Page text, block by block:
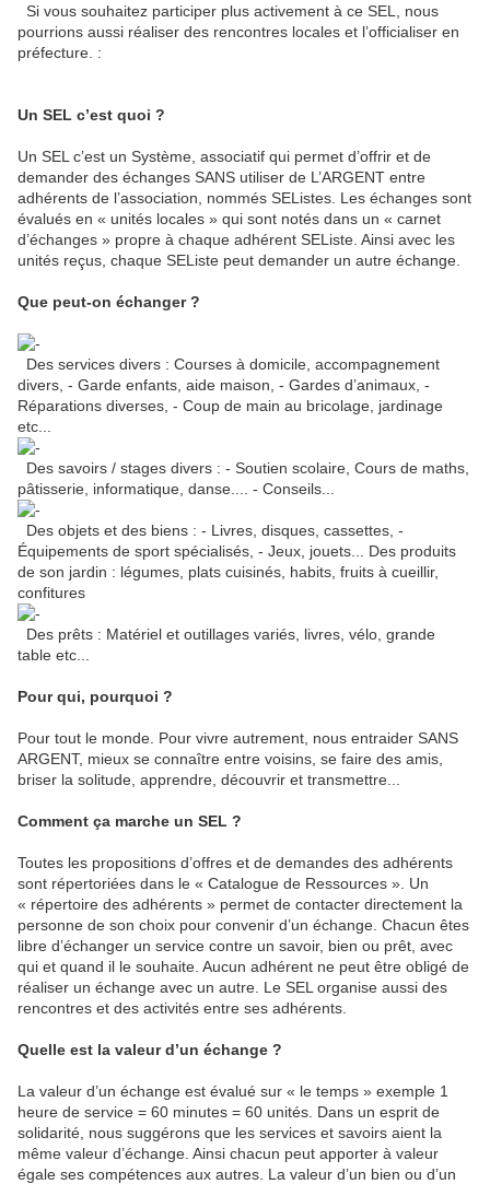
Si vous souhaitez participer plus activement à ce SEL, nous
pourrions aussi réaliser des rencontres locales et l’officialiser en
préfecture. :
Un SEL c’est quoi ?
Un SEL c’est un Système, associatif qui permet d’offrir et de
demander des échanges SANS utiliser de L’ARGENT entre
adhérents de l’association, nommés SEListes. Les échanges sont
évalués en « unités locales » qui sont notés dans un « carnet
d’échanges » propre à chaque adhérent SEListe. Ainsi avec les
unités reçus, chaque SEListe peut demander un autre échange.
Que peut-on échanger ?
Des services divers : Courses à domicile, accompagnement
divers, - Garde enfants, aide maison, - Gardes d’animaux, -
Réparations diverses, - Coup de main au bricolage, jardinage
etc...
Des savoirs / stages divers : - Soutien scolaire, Cours de maths,
pâtisserie, informatique, danse.... - Conseils...
Des objets et des biens : - Livres, disques, cassettes, -
Équipements de sport spécialisés, - Jeux, jouets... Des produits
de son jardin : légumes, plats cuisinés, habits, fruits à cueillir,
confitures
Des prêts : Matériel et outillages variés, livres, vélo, grande
table etc...
Pour qui, pourquoi ?
Pour tout le monde. Pour vivre autrement, nous entraider SANS
ARGENT, mieux se connaître entre voisins, se faire des amis,
briser la solitude, apprendre, découvrir et transmettre...
Comment ça marche un SEL ?
Toutes les propositions d’offres et de demandes des adhérents
sont répertoriées dans le « Catalogue de Ressources ». Un
« répertoire des adhérents » permet de contacter directement la
personne de son choix pour convenir d’un échange. Chacun êtes
libre d’échanger un service contre un savoir, bien ou prêt, avec
qui et quand il le souhaite. Aucun adhérent ne peut être obligé de
réaliser un échange avec un autre. Le SEL organise aussi des
rencontres et des activités entre ses adhérents.
Quelle est la valeur d’un échange ?
La valeur d’un échange est évalué sur « le temps » exemple 1
heure de service = 60 minutes = 60 unités. Dans un esprit de
solidarité, nous suggérons que les services et savoirs aient la
même valeur d’échange. Ainsi chacun peut apporter à valeur
égale ses compétences aux autres. La valeur d’un bien ou d’un